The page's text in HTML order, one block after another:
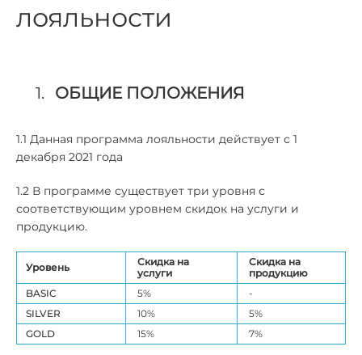
лояльности
ОБЩИЕ ПОЛОЖЕНИЯ
1.1 Данная программа лояльности действует с 1
декабря 2021 года
1.2 В программе существует три уровня с
соответствующим уровнем скидок на услуги и
продукцию.
Уровень
Скидка на
услуги
Скидка на
продукцию
BASIC
5%
-
SILVER
10%
5%
GOLD
15% 7%